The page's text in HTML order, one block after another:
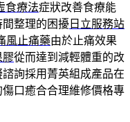
食療法症狀改善食療能
整理的困擾 日立服務站
風止痛藥由於止痛效果
膠從而達到減輕體重的改
詢採用菁英組成產品在
口癒合合理維修價格專